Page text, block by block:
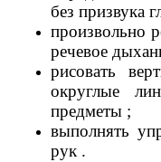
без призвука
произвольно
речевое
рисовать
округлые
предметы ;
выполнять
рук .